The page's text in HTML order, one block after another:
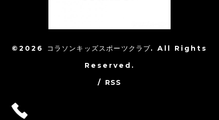
©2026 コラソンキッズスポーツクラブ. All Rights
Reserved.
/ RSS